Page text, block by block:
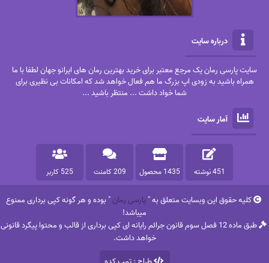
درباره سایت
سایت پارسی رمان یک مرجع معتبر برای خرید بهترین رمان های ایرانو جهان لطفا با ما
همراه باشید به زودی اپ بزرگ ما هم فعال خواهد شد که امکانات بی نظیری برای
شما خواد داشت ... منتظر باشید ...
آمار سایت
451 نوشته 1435 محصول 209 کامنت 525 کاربر
کلیه حقوق این وبسایت متعلق به "پارسی رمان" بوده و هر گونه کپی برداری ممنوع
میباشد!
طبق ماده 12 فصل سوم قانون جرائم رایانه ای کپی برداری از قالب و محتوا پیگرد قانونی
خواهد داشت.